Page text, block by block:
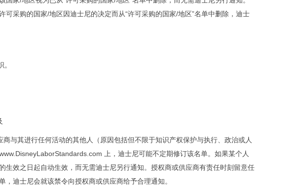
采购的国家/地区因迪士尼的决定而从“许可采购的国家/地区”名单中删除，迪士
与其进行任何活动的其他人（原因包括但不限于知识产权保护与执行、政治或人
上，迪士尼可能不定期修订该名单。如果某个人
生效之日起自动生效，而无需迪士尼另行通知。授权商或供应商有责任时刻留意任
迪士尼会就该禁令向授权商或供应商给予合理通知。